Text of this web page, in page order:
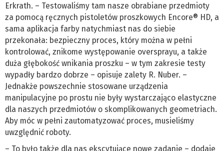
Erkrath. – Testowaliśmy tam nasze obrabiane przedmioty
za pomocą ręcznych pistoletów proszkowych Encore® HD, a
sama aplikacja farby natychmiast nas do siebie
przekonała: bezpieczny proces, który można w pełni
kontrolować, znikome występowanie oversprayu, a także
duża głębokość wnikania proszku – w tym zakresie testy
wypadły bardzo dobrze – opisuje zalety R. Nuber. –
Jednakże powszechnie stosowane urządzenia
manipulacyjne po prostu nie były wystarczająco elastyczne
dla naszych przedmiotów o skomplikowanych geometriach.
Aby móc w pełni zautomatyzować proces, musieliśmy
uwzględnić roboty.
– To było także dla nas ekscytujące nowe zadanie – dodaje